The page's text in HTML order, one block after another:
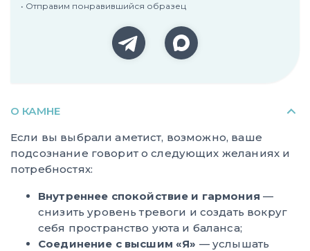
• Отправим понравившийся образец
О КАМНЕ
Если вы выбрали аметист, возможно, ваше
подсознание говорит о следующих желаниях и
потребностях:
Внутреннее спокойствие и гармония —
снизить уровень тревоги и создать вокруг
себя пространство уюта и баланса;
Соединение с высшим «Я» — услышать